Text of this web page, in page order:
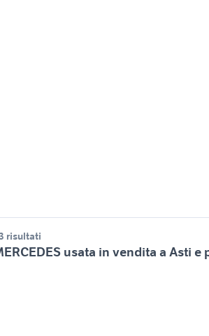
risultati
usata in vendita a Asti e